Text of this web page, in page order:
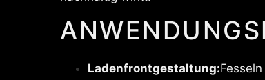
Ladenfrontgestaltung: